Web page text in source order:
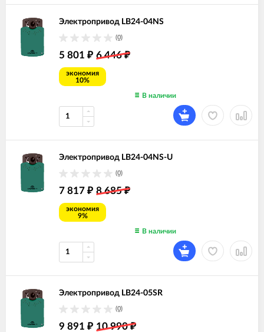
Электропривод LB24-04NS
(0)
5 801 ₽ 6 446₽
экономия
10%
В наличии
Электропривод LB24-04NS-U
(0)
7 817 ₽ 8 685₽
экономия
9%
В наличии
Электропривод LB24-05SR
(0)
9 891 ₽ 10 990₽